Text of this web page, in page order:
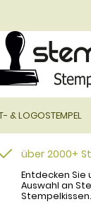
& LOGOSTEMPEL
über 2000+
Entdecken Sie
Auswahl an
Stempelkissen.